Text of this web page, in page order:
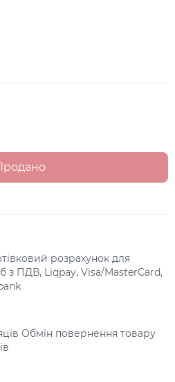
розрахунок для
з ПДВ, Liqpay, Visa/MasterCard,
Обмін повернення товару